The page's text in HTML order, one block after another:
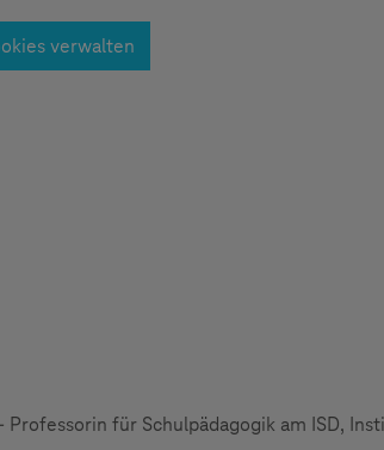
verwalten
Professorin für Schulpädagogik am ISD,